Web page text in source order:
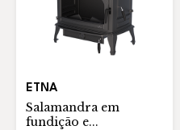
ETNA
Salamandra em
fundição e...